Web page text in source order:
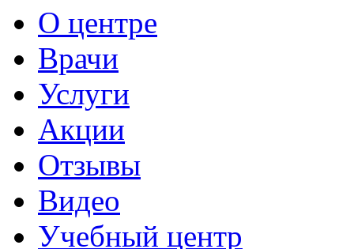
О центре
Врачи
Услуги
Акции
Отзывы
Видео
Учебный центр